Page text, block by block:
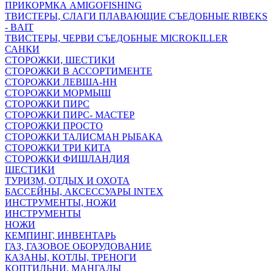
ПРИКОРМКА AMIGOFISHING
ТВИСТЕРЫ, СЛАГИ ПЛАВАЮЩИЕ СЪЕДОБНЫЕ RIBEKS
- BAIT
ТВИСТЕРЫ, ЧЕРВИ СЪЕДОБНЫЕ MICROKILLER
САНКИ
СТОРОЖКИ, ШЕСТИКИ
СТОРОЖКИ В АССОРТИМЕНТЕ
СТОРОЖКИ ЛЕВША-НН
СТОРОЖКИ МОРМЫШ
СТОРОЖКИ ПИРС
СТОРОЖКИ ПИРС- МАСТЕР
СТОРОЖКИ ПРОСТО
СТОРОЖКИ ТАЛИСМАН РЫБАКА
СТОРОЖКИ ТРИ КИТА
СТОРОЖКИ ФИШЛАНДИЯ
ШЕСТИКИ
ТУРИЗМ, ОТДЫХ И ОХОТА
БАССЕЙНЫ, АКСЕССУАРЫ INTEX
ИНСТРУМЕНТЫ, НОЖИ
ИНСТРУМЕНТЫ
НОЖИ
КЕМПИНГ, ИНВЕНТАРЬ
ГАЗ, ГАЗОВОЕ ОБОРУДОВАНИЕ
КАЗАНЫ, КОТЛЫ, ТРЕНОГИ
КОПТИЛЬНИ, МАНГАЛЫ